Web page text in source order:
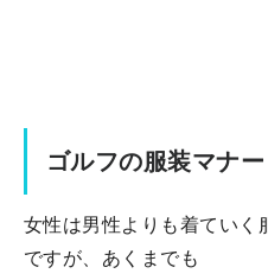
ゴルフの服装マナー
女性は男性よりも着ていく
ですが、あくまでも